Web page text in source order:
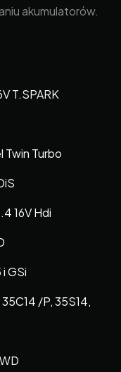
akumulatorów.
T.SPARK
Twin Turbo
16V Hdi
GSi
/P, 35S14,